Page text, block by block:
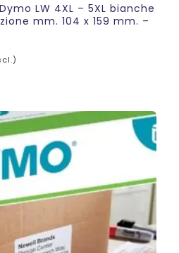
LW 4XL – 5XL bianche
mm. 104 x 159 mm. –